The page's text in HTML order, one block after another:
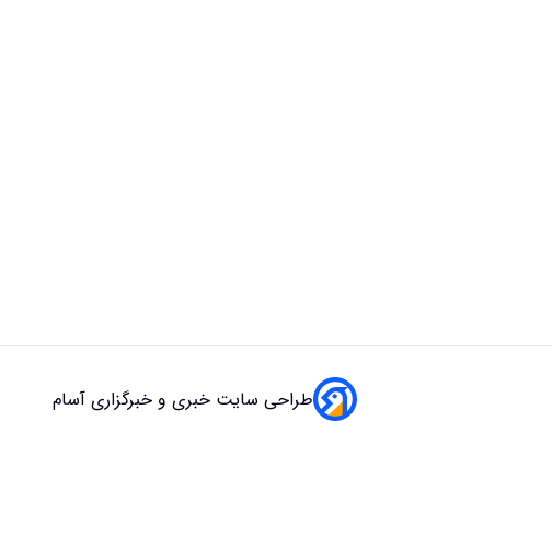
طراحی سایت خبری و خبرگزاری آسام